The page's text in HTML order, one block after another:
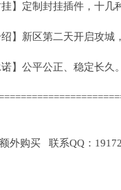
挂】定制封挂插件，十几
绍】新区第二天开启攻城
诺】公平公正、稳定长久
外购买 联系QQ：